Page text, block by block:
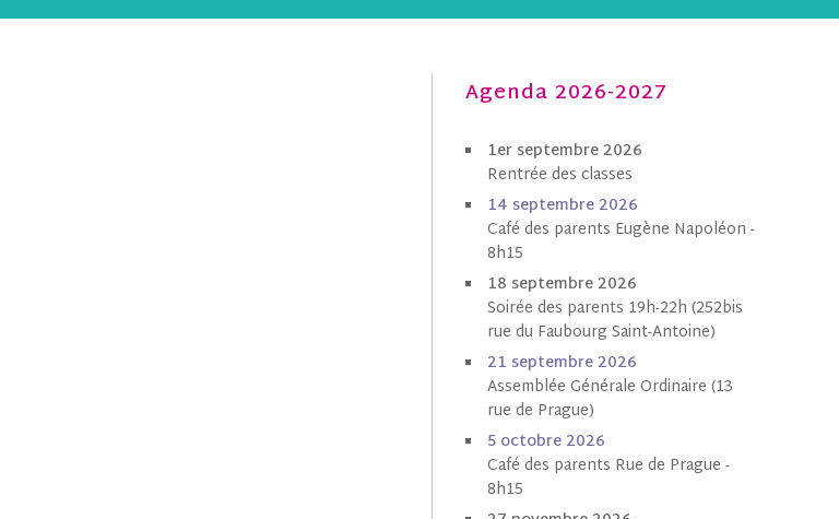
Agenda 2026-2027
1er septembre 2026
Rentrée des classes
14 septembre 2026
Café des parents Eugène Napoléon -
8h15
18 septembre 2026
Soirée des parents 19h-22h (252bis
rue du Faubourg Saint-Antoine)
21 septembre 2026
Assemblée Générale Ordinaire (13
rue de Prague)
5 octobre 2026
Café des parents Rue de Prague -
8h15